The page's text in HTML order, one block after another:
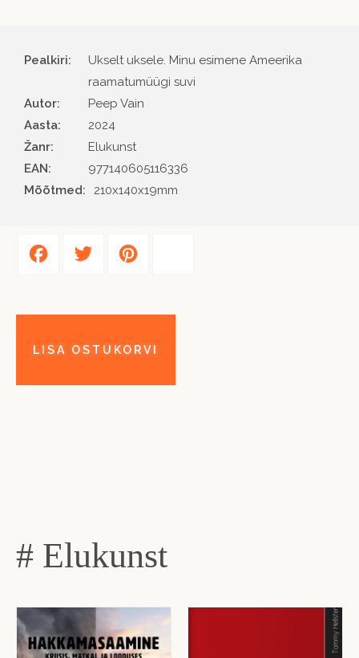
Pealkiri:
Ukselt uksele. Minu esimene Ameerika
raamatumüügi suvi
Autor
Peep Vain
Aasta
2024
Žanr
Elukunst
EAN
977140605116336
Mõõtmed:
210x140x19mm
# Elukunst